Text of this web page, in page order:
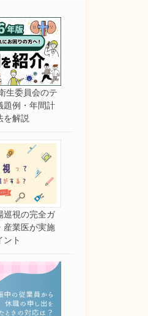
生委員会のテ
題例・年間計
を解説
巡視の完全ガ
産業医が実施
ント